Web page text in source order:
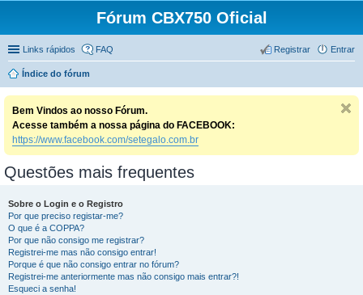
Fórum CBX750 Oficial
Links rápidos FAQ Entrar
Registrar
Índice do fórum
Bem Vindos ao nosso Fórum.
Acesse também a nossa página do FACEBOOK:
https://www.facebook.com/setegalo.com.br
Questões mais frequentes
Sobre o Login e o Registro
Por que preciso registar-me?
O que é a COPPA?
Por que não consigo me registrar?
Registrei-me mas não consigo entrar!
Porque é que não consigo entrar no fórum?
Registrei-me anteriormente mas não consigo mais entrar?!
Esqueci a senha!